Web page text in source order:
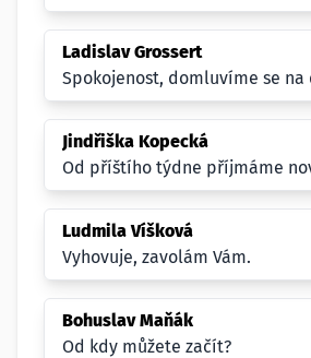
Ladislav Grossert
Spokojenost, domluvíme se
Jindřiška Kopecká
Od příštího týdne příjmáme
Ludmila Víšková
Vyhovuje, zavolám Vám.
Bohuslav Maňák
Od kdy můžete začít?